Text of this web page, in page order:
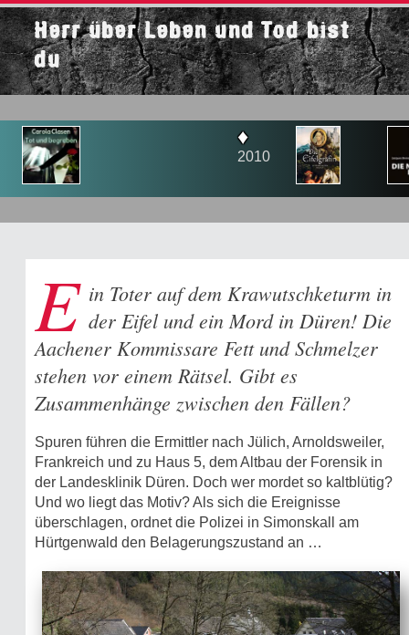
Herr über Leben und Tod bist
du
E in Toter auf dem Krawutschketurm in
der Eifel und ein Mord in Düren! Die
Aachener Kommissare Fett und Schmelzer
stehen vor einem Rätsel. Gibt es
Zusammenhänge zwischen den Fällen?
Spuren führen die Ermittler nach Jülich, Arnoldsweiler,
Frankreich und zu Haus 5, dem Altbau der Forensik in
der Landesklinik Düren. Doch wer mordet so kaltblütig?
Und wo liegt das Motiv? Als sich die Ereignisse
überschlagen, ordnet die Polizei in Simonskall am
Hürtgenwald den Belagerungszustand an …